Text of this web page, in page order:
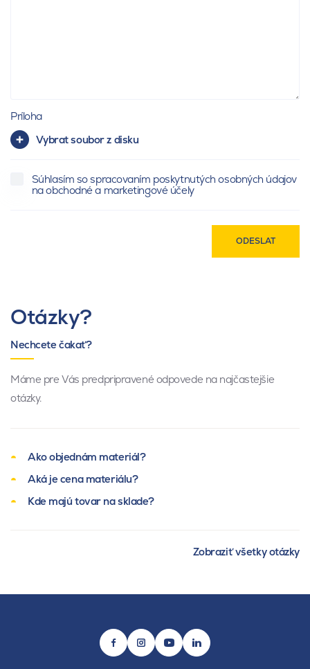
Príloha
Vybrat soubor z disku
Súhlasím so spracovaním poskytnutých osobných údajov
na obchodné a marketingové účely
ODESLAT
Otázky?
Nechcete čakať?
Máme pre Vás predpripravené odpovede na najčastejšie
otázky.
Ako objednám materiál?
Aká je cena materiálu?
Kde majú tovar na sklade?
Zobraziť všetky otázky